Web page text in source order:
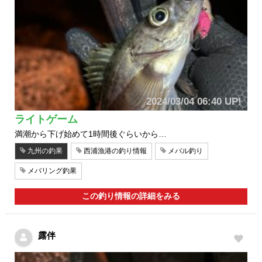
2024/03/04 06:40 UP!
ライトゲーム
満潮から下げ始めて1時間後ぐらいから…
九州の釣果 西浦漁港の釣り情報 メバル釣り
メバリング釣果
この釣り情報の詳細をみる
露伴